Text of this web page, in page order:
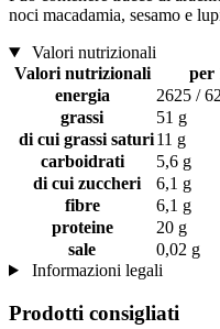
noci macadamia, sesamo e
Valori nutrizionali
Valori nutrizionali
per
energia
2625 /
grassi
51 g
di cui grassi saturi11 g
carboidrati
5,6 g
di cui zuccheri
6,1 g
fibre
6,1 g
proteine
20 g
sale
0,02 g
Informazioni legali
Prodotti consigliati